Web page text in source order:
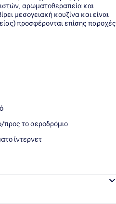
αρωματοθεραπεία και
μεσογειακή κουζίνα και είναι
προσφέρονται επίσης παροχές
το αεροδρόμιο
ίντερνετ